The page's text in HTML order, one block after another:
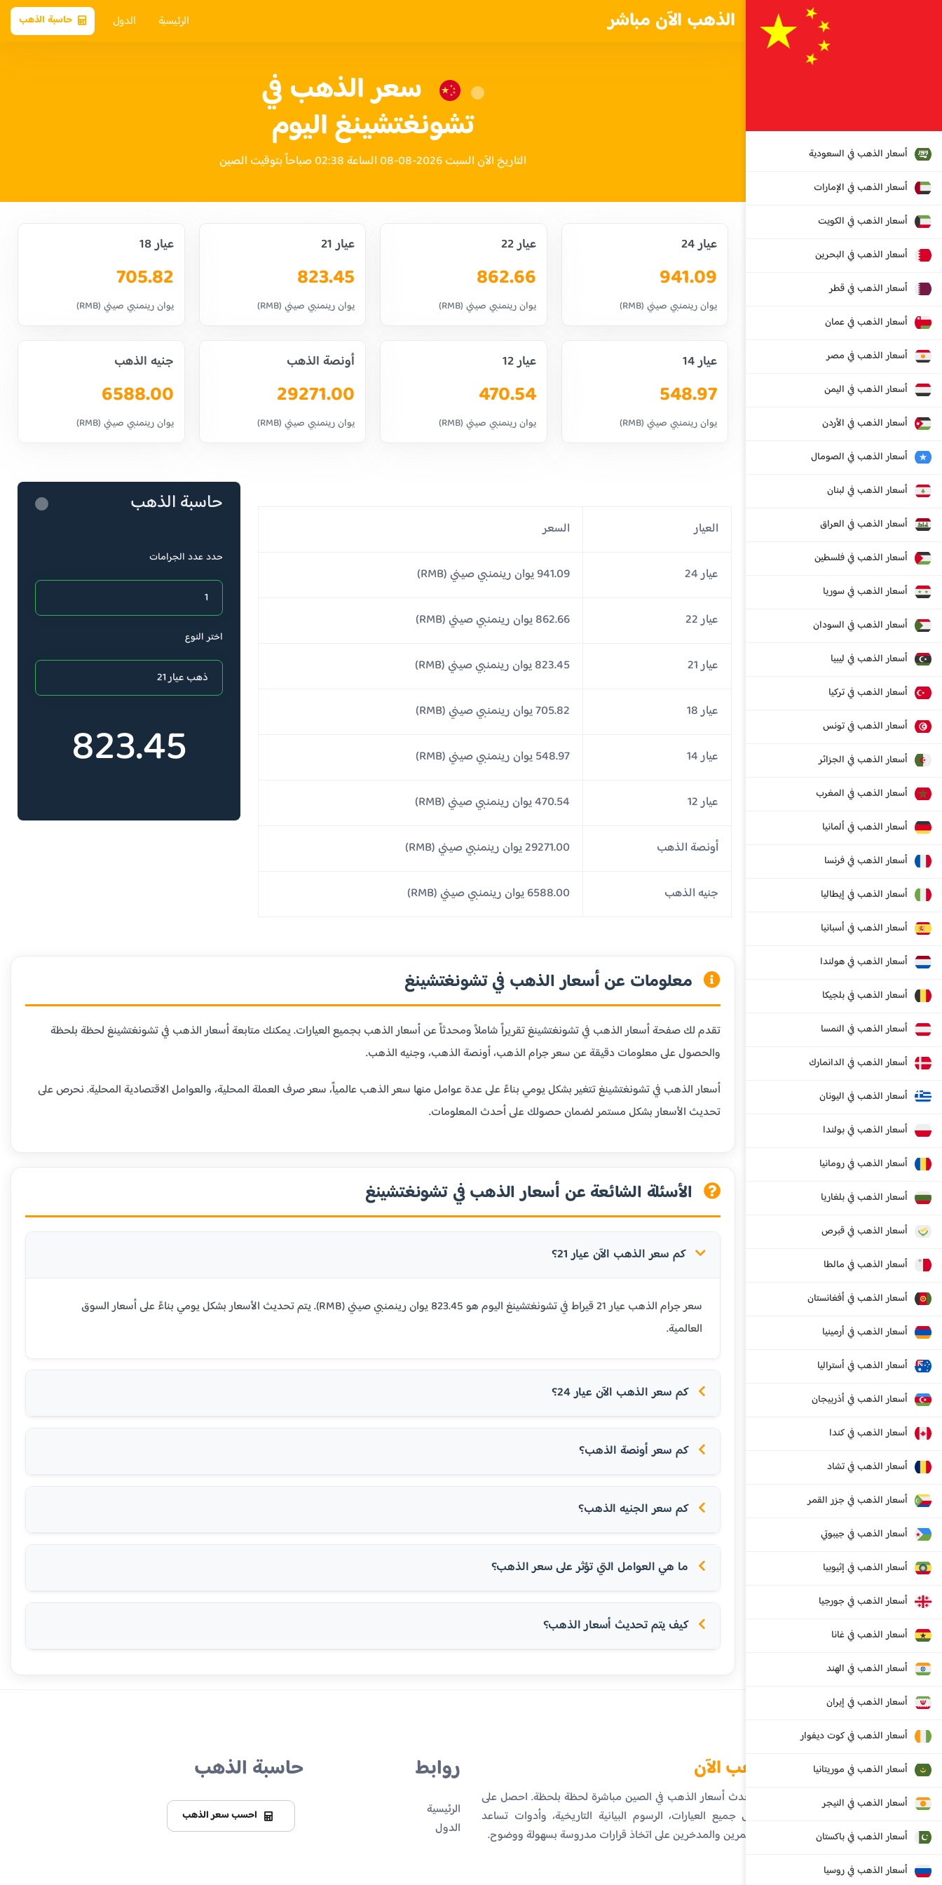
الذهب الآن مباشر الرئيسية الدول حاسبة الذهب
أسعار الذهب في السعودية
أسعار الذهب في الإمارات
أسعار الذهب في الكويت
أسعار الذهب في البحرين
أسعار الذهب في قطر
أسعار الذهب في عمان
أسعار الذهب في مصر
أسعار الذهب في اليمن
أسعار الذهب في الأردن
أسعار الذهب في الصومال
أسعار الذهب في لبنان
أسعار الذهب في العراق
أسعار الذهب في فلسطين
أسعار الذهب في سوريا
أسعار الذهب في السودان
أسعار الذهب في ليبيا
أسعار الذهب في تركيا
أسعار الذهب في تونس
أسعار الذهب في الجزائر
أسعار الذهب في المغرب
أسعار الذهب في ألمانيا
أسعار الذهب في فرنسا
أسعار الذهب في إيطاليا
أسعار الذهب في أسبانيا
أسعار الذهب في هولندا
أسعار الذهب في بلجيكا
أسعار الذهب في النمسا
أسعار الذهب في الدانمارك
أسعار الذهب في اليونان
أسعار الذهب في بولندا
أسعار الذهب في رومانيا
أسعار الذهب في بلغاريا
أسعار الذهب في قبرص
أسعار الذهب في مالطا
أسعار الذهب في أفغانستان
أسعار الذهب في أرمينيا
أسعار الذهب في أستراليا
أسعار الذهب في أذربيجان
أسعار الذهب في كندا
أسعار الذهب في تشاد
أسعار الذهب في جزر القمر
أسعار الذهب في جيبوتي
أسعار الذهب في إثيوبيا
أسعار الذهب في جورجيا
أسعار الذهب في غانا
أسعار الذهب في الهند
أسعار الذهب في إيران
أسعار الذهب في كوت ديفوار
أسعار الذهب في موريتانيا
أسعار الذهب في النيجر
أسعار الذهب في باكستان
أسعار الذهب في روسيا
سعر الذهب في
تشونغتشينغ اليوم
التاريخ الآن السبت 2026-08-08 الساعة 02:38 صباحاً بتوقيت الصين
عيار 24
941.09
يوان رينمنبي صيني (RMB)
عيار 22
862.66
يوان رينمنبي صيني (RMB)
عيار 21
823.45
يوان رينمنبي صيني (RMB)
عيار 18
705.82
يوان رينمنبي صيني (RMB)
عيار 14
548.97
يوان رينمنبي صيني (RMB)
عيار 12
470.54
يوان رينمنبي صيني (RMB)
أونصة الذهب
29271.00
يوان رينمنبي صيني (RMB)
جنيه الذهب
6588.00
يوان رينمنبي صيني (RMB)
العيار السعر
عيار 24 941.09 يوان رينمنبي صيني (RMB)
عيار 22 862.66 يوان رينمنبي صيني (RMB)
عيار 21 823.45 يوان رينمنبي صيني (RMB)
عيار 18 705.82 يوان رينمنبي صيني (RMB)
عيار 14 548.97 يوان رينمنبي صيني (RMB)
عيار 12 470.54 يوان رينمنبي صيني (RMB)
أونصة الذهب 29271.00 يوان رينمنبي صيني (RMB)
جنيه الذهب 6588.00 يوان رينمنبي صيني (RMB)
حاسبة الذهب
حدد عدد الجرامات
اختر النوع
823.45
معلومات عن أسعار الذهب في تشونغتشينغ
تقدم لك صفحة أسعار الذهب في تشونغتشينغ تقريراً شاملاً ومحدثاً عن أسعار الذهب بجميع العيارات. يمكنك متابعة أسعار الذهب في تشونغتشينغ لحظة بلحظة
والحصول على معلومات دقيقة عن سعر جرام الذهب، أونصة الذهب، وجنيه الذهب.
أسعار الذهب في تشونغتشينغ تتغير بشكل يومي بناءً على عدة عوامل منها سعر الذهب عالمياً، سعر صرف العملة المحلية، والعوامل الاقتصادية المحلية. نحرص على
تحديث الأسعار بشكل مستمر لضمان حصولك على أحدث المعلومات.
الأسئلة الشائعة عن أسعار الذهب في تشونغتشينغ
كم سعر الذهب الآن عيار 21؟
سعر جرام الذهب عيار 21 قيراط في تشونغتشينغ اليوم هو 823.45 يوان رينمنبي صيني (RMB). يتم تحديث الأسعار بشكل يومي بناءً على أسعار السوق
العالمية.
كم سعر الذهب الآن عيار 24؟
كم سعر أونصة الذهب؟
كم سعر الجنيه الذهب؟
ما هي العوامل التي تؤثر على سعر الذهب؟
كيف يتم تحديث أسعار الذهب؟
الذهب الآن
تابع أحدث أسعار الذهب في الصين مباشرة لحظة بلحظة. احصل على
تفاصيل جميع العيارات، الرسوم البيانية التاريخية، وأدوات تساعد
المستثمرين والمدخرين على اتخاذ قرارات مدروسة بسهولة ووضوح.
روابط
الرئيسية
الدول
حاسبة الذهب
احسب سعر الذهب